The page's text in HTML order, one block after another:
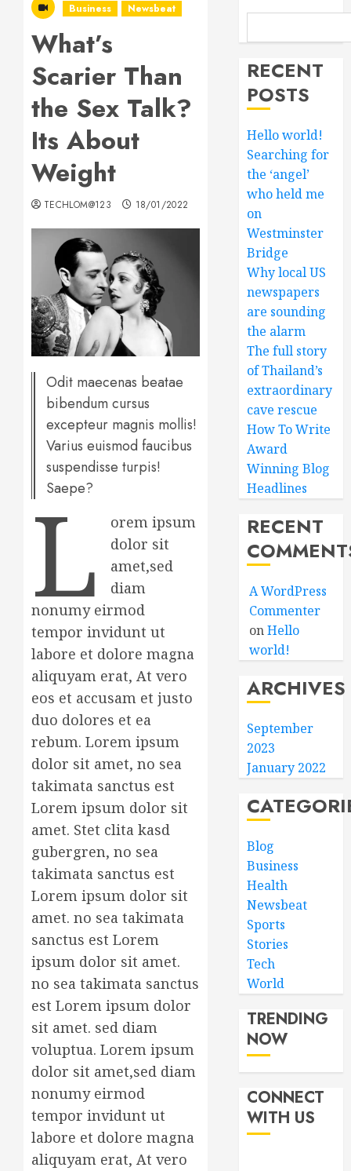
Business Newsbeat
What’s
Scarier Than
the Sex Talk?
Its About
Weight
TECHLOM@123 18/01/2022
Odit maecenas beatae
bibendum cursus
excepteur magnis mollis!
Varius euismod faucibus
suspendisse turpis!
Saepe?
L
orem ipsum
dolor sit
amet,sed
diam
nonumy eirmod
tempor invidunt ut
labore et dolore magna
aliquyam erat, At vero
eos et accusam et justo
duo dolores et ea
rebum. Lorem ipsum
dolor sit amet, no sea
takimata sanctus est
Lorem ipsum dolor sit
amet. Stet clita kasd
gubergren, no sea
takimata sanctus est
Lorem ipsum dolor sit
amet. no sea takimata
sanctus est Lorem
ipsum dolor sit amet.
no sea takimata sanctus
est Lorem ipsum dolor
sit amet. sed diam
voluptua. Lorem ipsum
dolor sit amet,sed diam
nonumy eirmod
tempor invidunt ut
labore et dolore magna
aliquyam erat, At vero
RECENT
POSTS
Hello world!
Searching for
the ‘angel’
who held me
on
Westminster
Bridge
Why local US
newspapers
are sounding
the alarm
The full story
of Thailand’s
extraordinary
cave rescue
How To Write
Award
Winning Blog
Headlines
RECENT
A WordPress
Commenter
onHello
world!
ARCHIVES
September
2023
January 2022
Blog
Business
Health
Newsbeat
Sports
Stories
Tech
World
TRENDING
NOW
CONNECT
WITH US